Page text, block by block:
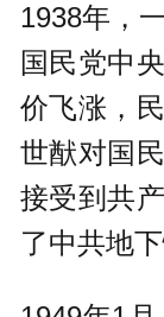
1938年，
国民党中
价飞涨，
世猷对国
接受到共
了中共地